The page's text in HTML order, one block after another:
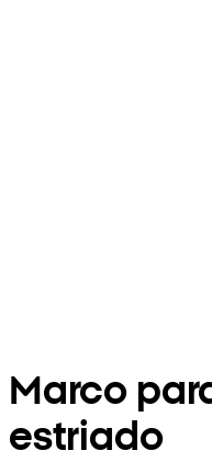
Marco
estriado